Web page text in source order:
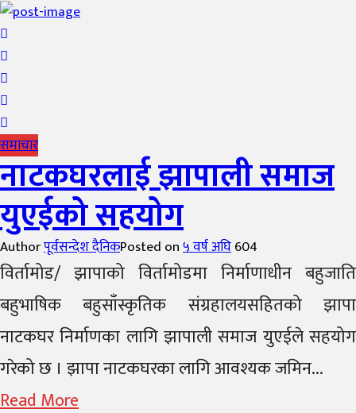
समाचार
नाटकघरलाई झापाली समाज
युएईको सहयोग
Authorपूर्वसन्देश दैनिकPosted on५ वर्ष अघि604
विर्तामोड/ झापाको विर्तामोडमा निर्माणाधीन बहुजाति
बहुभाषिक बहुसाँस्कृतिक संग्रहालयसहितको झापा
नाटकघर निर्माणका लागि झापाली समाज युएईले सहयोग
गरेको छ । झापा नाटकघरका लागि आवश्यक जमिन...
Read More